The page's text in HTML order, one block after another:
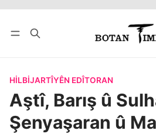
bişopîne
HILBIJARTÎYÊN EDÎTORAN
Aştî, Barış û
Şenyaşaran û